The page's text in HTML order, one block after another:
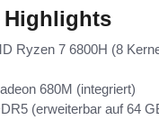
Highlights
Ryzen 7 6800H (8
680M (integriert)
(erweiterbar auf 64